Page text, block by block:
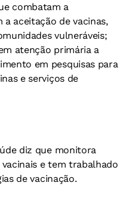
combatam a
aceitação de vacinas,
vulneráveis;
atenção primária a
em pesquisas para
e serviços de
diz que monitora
e tem trabalhado
de vacinação.